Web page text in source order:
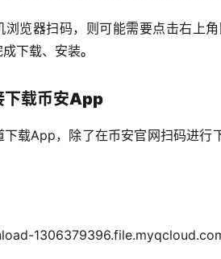
浏览器扫码，则可能需要点击右上
成下载、安装。
下载币安App
载App，除了在币安官网扫码进行